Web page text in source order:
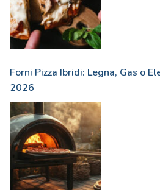
Forni Pizza Ibridi: Legna, Gas o
2026